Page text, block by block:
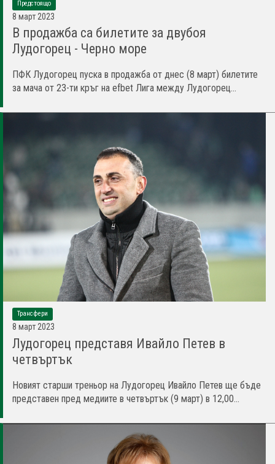
Предстоящо
8 март 2023
В продажба са билетите за двубоя
Лудогорец - Черно море
ПФК Лудогорец пуска в продажба от днес (8 март) билетите
за мача от 23-ти кръг на efbet Лига между Лудогорец...
Трансфери
8 март 2023
Лудогорец представя Ивайло Петев в
четвъртък
Новият старши треньор на Лудогорец Ивайло Петев ще бъде
представен пред медиите в четвъртък (9 март) в 12,00...